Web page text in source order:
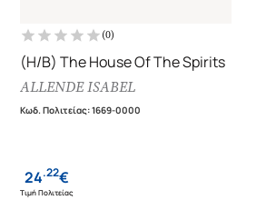
(0)
(H/B) The House Of The Spirits
ALLENDE ISABEL
Κωδ. Πολιτείας:1669-0000
24.22€
Τιμή Πολιτείας